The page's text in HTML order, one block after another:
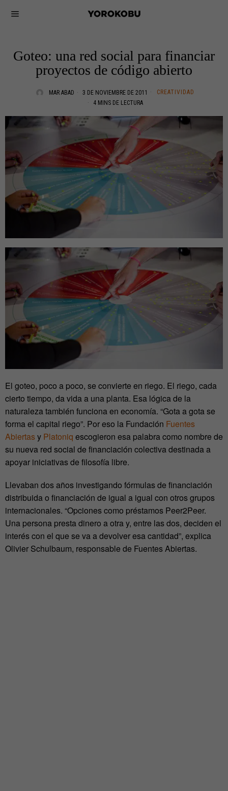
Goteo: una red social para financiar
proyectos de código abierto
MAR ABAD 3 DE NOVIEMBRE DE 2011
CREATIVIDAD
4 MINS DE LECTURA
El goteo, poco a poco, se convierte en riego. El riego, cada
cierto tiempo, da vida a una planta. Esa lógica de la
naturaleza también funciona en economía. “Gota a gota se
forma el capital riego”. Por eso la Fundación Fuentes
Abiertasy Platoniq escogieron esa palabra como nombre de
su nueva red social de financiación colectiva destinada a
apoyar iniciativas de filosofía libre.
Llevaban dos años investigando fórmulas de financiación
distribuida o financiación de igual a igual con otros grupos
internacionales. “Opciones como préstamos Peer2Peer.
Una persona presta dinero a otra y, entre las dos, deciden el
interés con el que se va a devolver esa cantidad”, explica
Olivier Schulbaum, responsable de Fuentes Abiertas.